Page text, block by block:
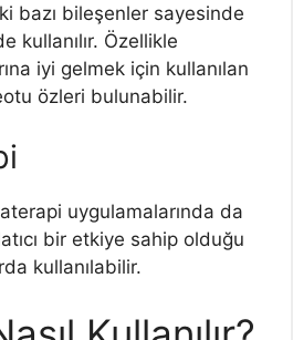
bazı bileşenler sayesinde
kullanılır. Özellikle
iyi gelmek için kullanılan
özleri bulunabilir.
uygulamalarında da
bir etkiye sahip olduğu
kullanılabilir.